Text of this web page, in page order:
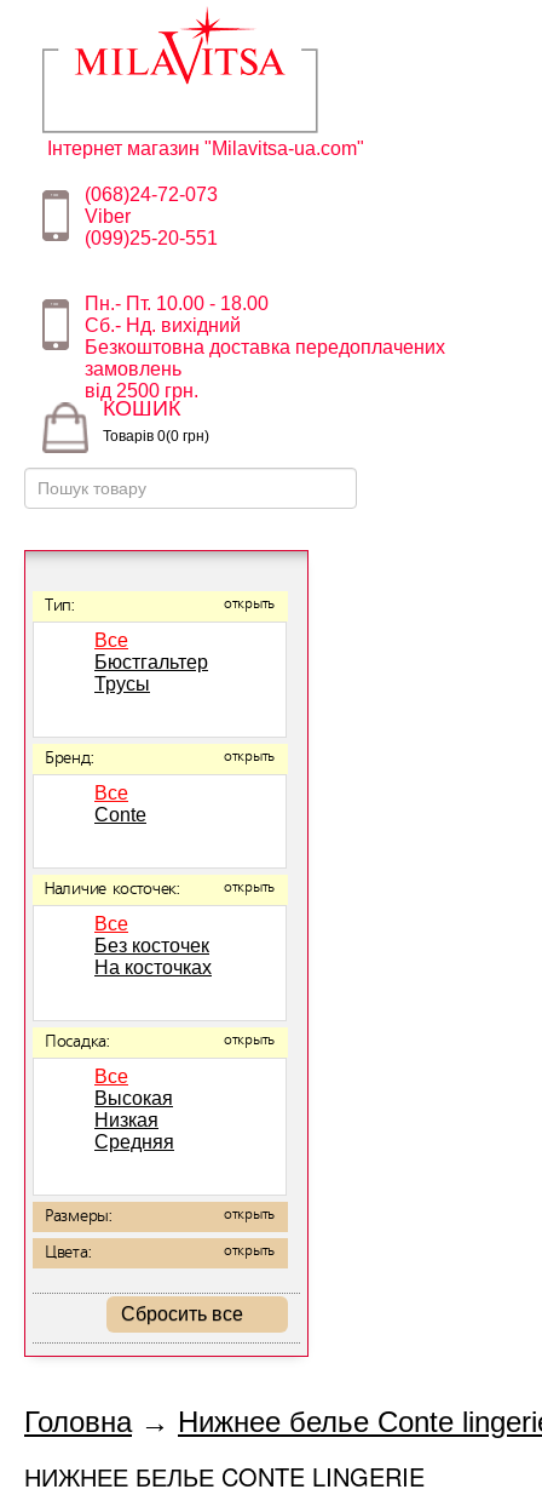
Інтернет магазин "Milavitsa-ua.com"
(068)24-72-073
Viber
(099)25-20-551
Пн.- Пт. 10.00 - 18.00
Сб.- Нд. вихідний
Безкоштовна доставка передоплачених
замовлень
від 2500 грн.
КОШИК
Товарів 0(0 грн)
Тип: открыть
Все
Бюстгальтер
Трусы
Бренд: открыть
Все
Conte
Наличие косточек: открыть
Все
Без косточек
На косточках
Посадка: открыть
Все
Высокая
Низкая
Средняя
Размеры: открыть
Цвета: открыть
Сбросить все
Головна→ Нижнее белье Conte
НИЖНЕЕ БЕЛЬЕ CONTE LINGERIE